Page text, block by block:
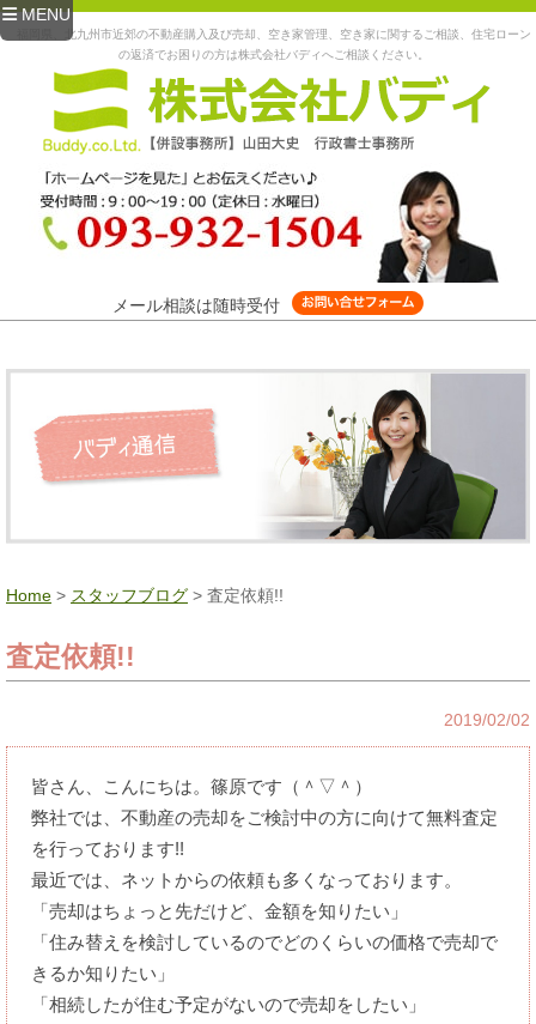
MENU
福岡県、北九州市近郊の不動産購入及び売却、空き家管理、空き家に関するご相談、住宅ローン
の返済でお困りの方は株式会社バディへご相談ください。
メール相談は随時受付
Home > スタッフブログ > 査定依頼!!
査定依頼!!
2019/02/02
皆さん、こんにちは。篠原です（＾▽＾）
弊社では、不動産の売却をご検討中の方に向けて無料査定
を行っております!!
最近では、ネットからの依頼も多くなっております。
「売却はちょっと先だけど、金額を知りたい」
「住み替えを検討しているのでどのくらいの価格で売却で
きるか知りたい」
「相続したが住む予定がないので売却をしたい」